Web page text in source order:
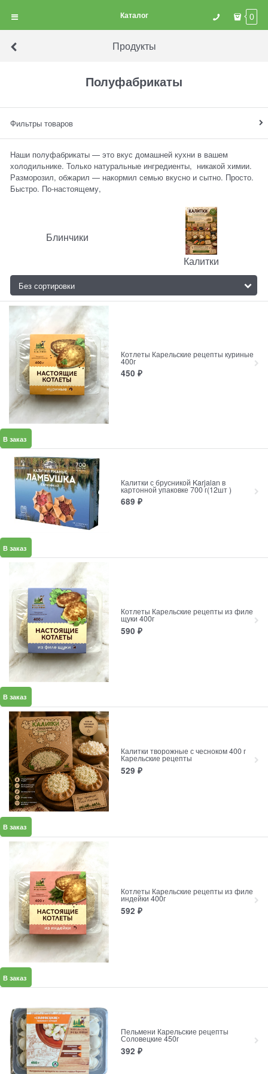
Каталог 0
Продукты
Полуфабрикаты
Фильтры товаров
Наши полуфабрикаты — это вкус домашней кухни в вашем
холодильнике. Только натуральные ингредиенты, никакой химии.
Разморозил, обжарил — накормил семью вкусно и сытно. Просто.
Быстро. По-настоящему,
Блинчики
Калитки
Котлеты Карельские рецепты куриные
400г
450 ₽
В заказ
Калитки с брусникой Karjalan в
картонной упаковке 700 г(12шт )
689 ₽
В заказ
Котлеты Карельские рецепты из филе
щуки 400г
590 ₽
В заказ
Калитки творожные с чесноком 400 г
Карельские рецепты
529 ₽
В заказ
Котлеты Карельские рецепты из филе
индейки 400г
592 ₽
В заказ
Пельмени Карельские рецепты
Соловецкие 450г
392 ₽